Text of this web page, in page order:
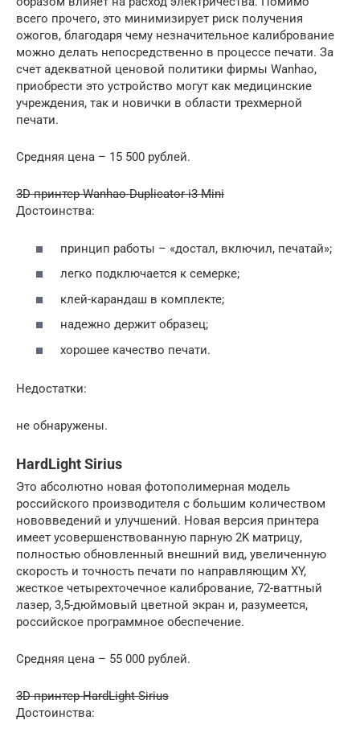
всего прочего, это минимизирует риск получения
ожогов, благодаря чему незначительное калибрование
можно делать непосредственно в процессе печати. За
счет адекватной ценовой политики фирмы Wanhao,
приобрести это устройство могут как медицинские
учреждения, так и новички в области трехмерной
печати.
Средняя цена – 15 500 рублей.
3D-принтер Wanhao Duplicator i3 Mini
Достоинства:
принцип работы – «достал, включил, печатай»;
легко подключается к семерке;
клей-карандаш в комплекте;
надежно держит образец;
хорошее качество печати.
Недостатки:
не обнаружены.
HardLight Sirius
Это абсолютно новая фотополимерная модель
российского производителя с большим количеством
нововведений и улучшений. Новая версия принтера
имеет усовершенствованную парную 2K матрицу,
полностью обновленный внешний вид, увеличенную
скорость и точность печати по направляющим XY,
жесткое четырехточечное калибрование, 72-ваттный
лазер, 3,5-дюймовый цветной экран и, разумеется,
российское программное обеспечение.
Средняя цена – 55 000 рублей.
3D-принтер HardLight Sirius
Достоинства: